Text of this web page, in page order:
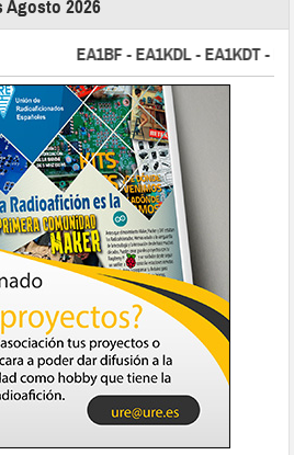
Agosto 2026
EA1BF - EA1KDL - EA1KDT -